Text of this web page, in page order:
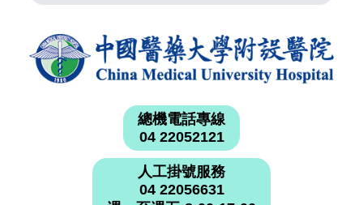
總機電話專線
04 22052121
人工掛號服務
04 22056631